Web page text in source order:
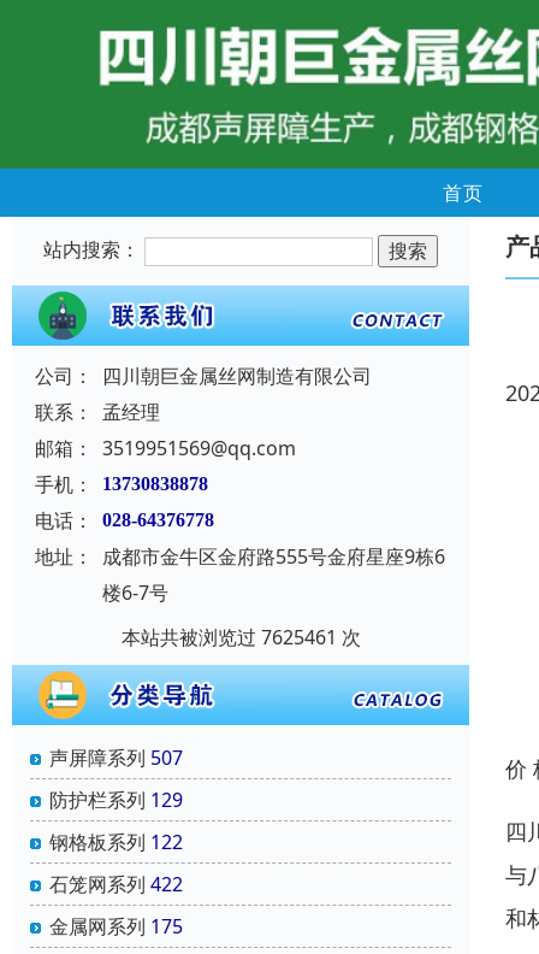
首页
站内搜索：
公司：
四川朝巨金属丝网制造有限公司
联系：
孟经理
邮箱：
3519951569@qq.com
手机：
13730838878
电话： 028-64376778
地址：
成都市金牛区金府路555号金府星座9栋6
楼6-7号
本站共被浏览过 7625461 次
声屏障系列 507
防护栏系列 129
钢格板系列 122
石笼网系列 422
金属网系列 175
产
价
四
与
和